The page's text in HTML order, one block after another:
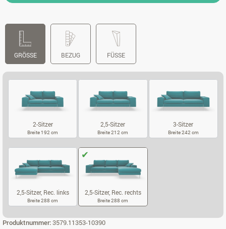
GRÖSSE BEZUG FÜSSE
2-Sitzer
Breite 192 cm
2,5-Sitzer
Breite 212 cm
3-Sitzer
Breite 242 cm
2,5-Sitzer, Rec. links
Breite 288 cm
2,5-Sitzer, Rec. rechts
Breite 288 cm
Produktnummer:3579.11353-10390